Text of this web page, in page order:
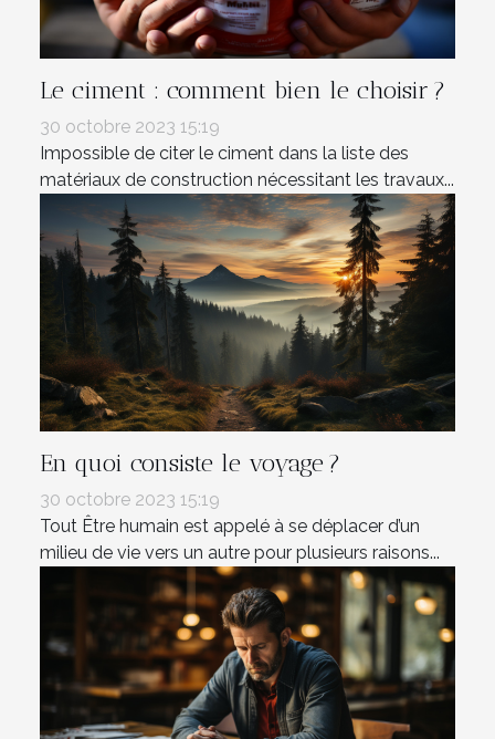
Le ciment : comment bien le choisir ?
30 octobre 2023 15:19
Impossible de citer le ciment dans la liste des
matériaux de construction nécessitant les travaux...
En quoi consiste le voyage ?
30 octobre 2023 15:19
Tout Être humain est appelé à se déplacer d’un
milieu de vie vers un autre pour plusieurs raisons...